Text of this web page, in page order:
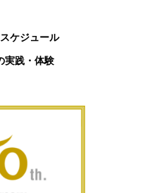
スケジュール
実践・体験